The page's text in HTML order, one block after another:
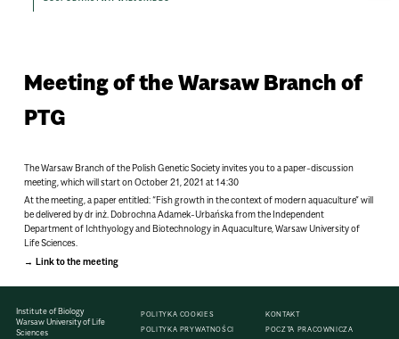
Meeting of the Warsaw Branch of
PTG
The Warsaw Branch of the Polish Genetic Society invites you to a paper-discussion
meeting, which will start on October 21, 2021 at 14:30
At the meeting, a paper entitled: “Fish growth in the context of modern aquaculture” will
be delivered by dr inż. Dobrochna Adamek-Urbańska from the Independent
Department of Ichthyology and Biotechnology in Aquaculture, Warsaw University of
Life Sciences.
Link to the meeting
Institute of Biology
Warsaw University of Life
Sciences
POLITYKA COOKIES
POLITYKA PRYWATNOŚCI
KONTAKT
POCZTA PRACOWNICZA